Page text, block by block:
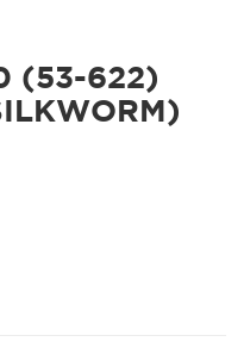
(53-622)